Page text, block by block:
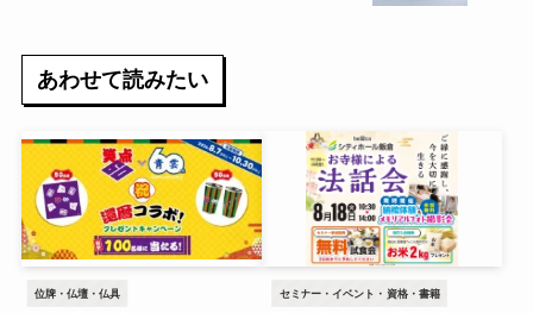
あわせて読みたい
位牌・仏壇・仏具 セミナー・イベント・資格・書籍